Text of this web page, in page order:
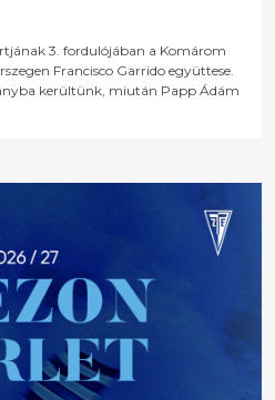
3. fordulójában a Komárom
Francisco Garrido együttese.
kerültünk, miután Papp Ádám